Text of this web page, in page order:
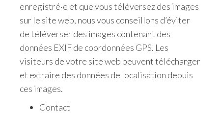
enregistré·e et que vous téléversez des images
sur le site web, nous vous conseillons d’éviter
de téléverser des images contenant des
données EXIF de coordonnées GPS. Les
visiteurs de votre site web peuvent télécharger
et extraire des données de localisation depuis
ces images.
Contact